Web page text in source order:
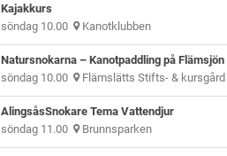
Kajakkurs
söndag 10.00 Kanotklubben
Natursnokarna – Kanotpaddling på Flämsjön
söndag 10.00 Flämslätts Stifts- & kursgård
AlingsåsSnokare Tema Vattendjur
söndag 11.00 Brunnsparken